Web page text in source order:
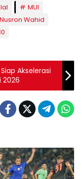
MUI
Nusron Wahid
Akselerasi
2026